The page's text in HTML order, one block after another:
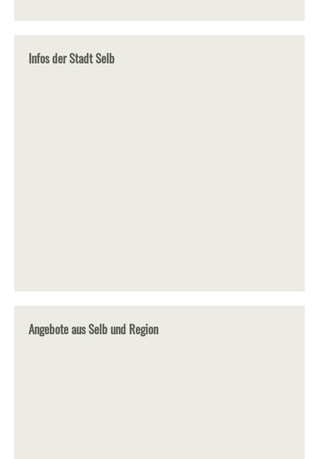
Infos der Stadt Selb
Angebote aus Selb und Region